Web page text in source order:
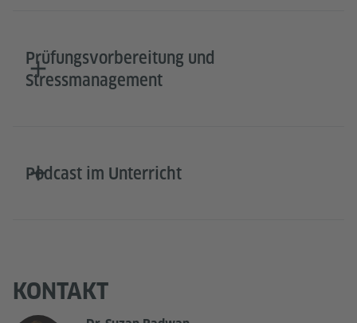
Prüfungsvorbereitung und
Stressmanagement
Podcast im Unterricht
KONTAKT